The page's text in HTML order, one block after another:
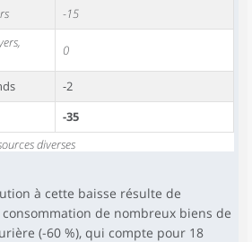
-15
0
-2
-35
diverses
à cette baisse résulte de
de nombreux biens de
(-60 %), qui compte pour 18